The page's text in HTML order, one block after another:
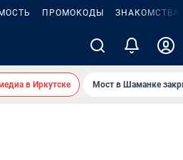
ПРОМОКОДЫ ЗНАКОМСТВА
в Иркутске Мост в Шаманке